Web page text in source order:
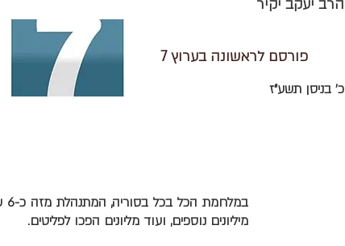
הרב יעקב יקיר
פורסם לראשונה בערוץ 7
כ' בניסן תשע"ז
מיליונים נוספים, ועוד מליונים הפכו לפליטים.